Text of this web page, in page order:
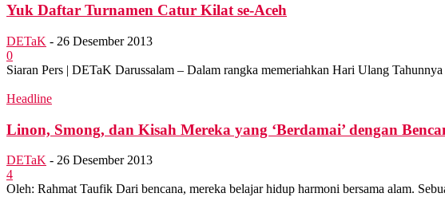
Yuk Daftar Turnamen Catur Kilat se-Aceh
DETaK - 26 Desember 2013
0
Siaran Pers | DETaK Darussalam – Dalam rangka memeriahkan Hari Ulang
Headline
Linon, Smong, dan Kisah Mereka yang ‘Berdamai’ dengan
DETaK - 26 Desember 2013
4
Oleh: Rahmat Taufik Dari bencana, mereka belajar hidup harmoni bersama alam.